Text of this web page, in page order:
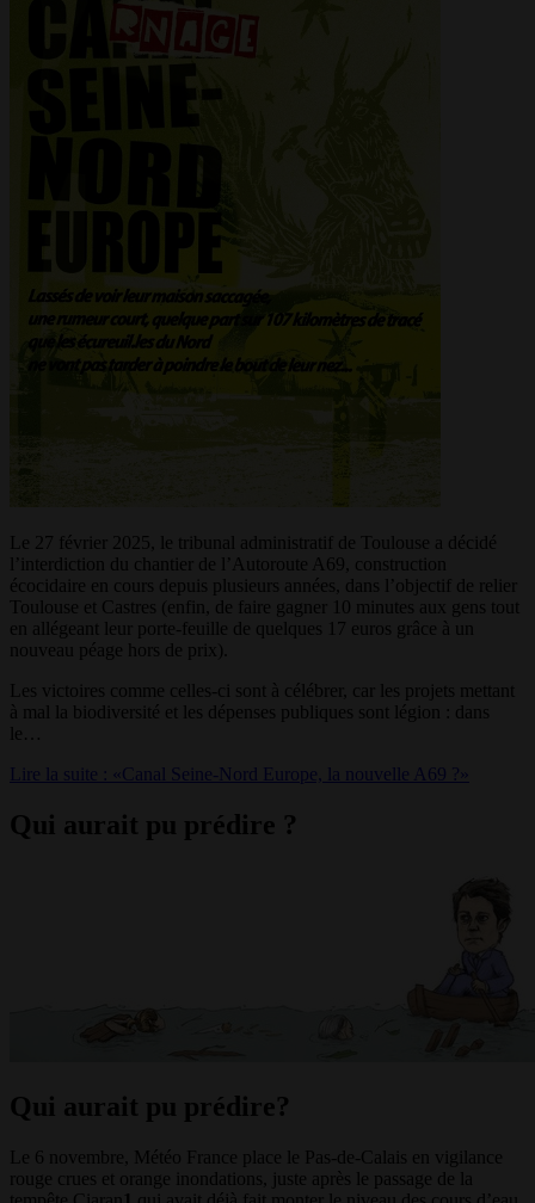
Le 27 février 2025, le tribunal administratif de Toulouse a décidé
l’interdiction du chantier de l’Autoroute A69, construction
écocidaire en cours depuis plusieurs années, dans l’objectif de relier
Toulouse et Castres (enfin, de faire gagner 10 minutes aux gens tout
en allégeant leur porte-feuille de quelques 17 euros grâce à un
nouveau péage hors de prix).
Les victoires comme celles-ci sont à célébrer, car les projets mettant
à mal la biodiversité et les dépenses publiques sont légion : dans
le…
Lire la suite : «Canal Seine-Nord Europe, la nouvelle A69 ?»
Qui aurait pu prédire ?
Qui aurait pu prédire?
Le 6 novembre, Météo France place le Pas-de-Calais en vigilance
rouge crues et orange inondations, juste après le passage de la